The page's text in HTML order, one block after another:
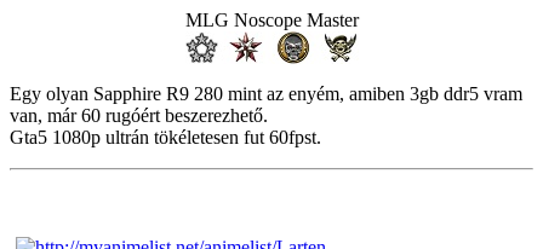
MLG Noscope Master
Egy olyan Sapphire R9 280 mint az enyém, amiben 3gb ddr5 vram
van, már 60 rugóért beszerezhető.
Gta5 1080p ultrán tökéletesen fut 60fpst.